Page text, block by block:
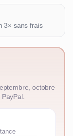
3× sans frais
octobre